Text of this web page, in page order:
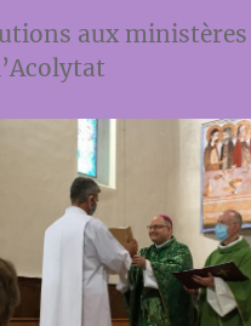
aux ministères